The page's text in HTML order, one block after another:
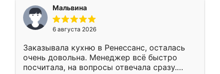
Мальвина
6 августа 2026
Заказывала кухню в Ренессанс, осталась
очень довольна. Менеджер всё быстро
посчитала, на вопросы отвечала сразу.